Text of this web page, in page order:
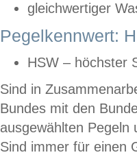
gleichwertiger
Pegelkennwert:
HSW – höchster
Sind in
Bundes mit den
ausgewählten
Sind immer für einen